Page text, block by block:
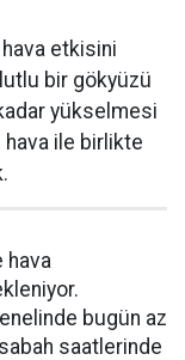
hava etkisini
bir gökyüzü
yükselmesi
hava ile birlikte
hava
bugün az
saatlerinde